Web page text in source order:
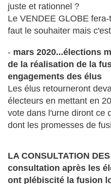
juste et rationnel ?
Le VENDEE GLOBE
faut le souhaiter mais
- mars 2020...élections
de la réalisation de la
engagements des élus
Les élus retourneront
électeurs en mettant en
vote dans l'urne diront ce
dont les promesses de
LA CONSULTATION
consultation après les
ont plébiscité la fusion